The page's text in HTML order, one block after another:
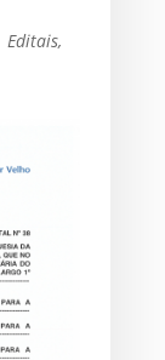
Editais,